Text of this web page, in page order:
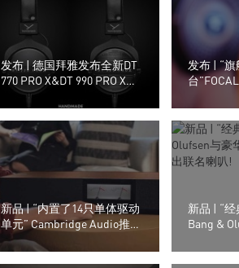
发布 | 德国拜雅发布全新DT
770 PRO X&DT 990 PRO X专
业监听耳机
发布 | “
台
新品 | “内置了14只单体驱动
单元” Cambridge Audio推出
的Evo One无线串流喇叭
新品 | “
Bang &